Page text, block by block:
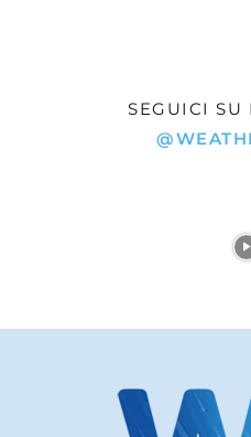
SEGUICI SU